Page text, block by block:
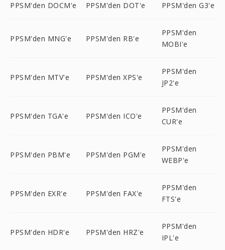
PPSM'den DOCM'e PPSM'den DOT'e PPSM'den G3'e
PPSM'den MNG'e PPSM'den RB'e
PPSM'den
MOBI'e
PPSM'den MTV'e PPSM'den XPS'e
PPSM'den
JP2'e
PPSM'den TGA'e PPSM'den ICO'e
PPSM'den
CUR'e
PPSM'den PBM'e PPSM'den PGM'e
PPSM'den
WEBP'e
PPSM'den EXR'e PPSM'den FAX'e
PPSM'den
FTS'e
PPSM'den HDR'e PPSM'den HRZ'e
PPSM'den
IPL'e